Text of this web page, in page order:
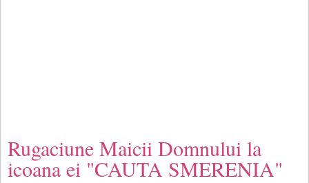
Rugaciune Maicii Domnului la
icoana ei "CAUTA SMERENIA"